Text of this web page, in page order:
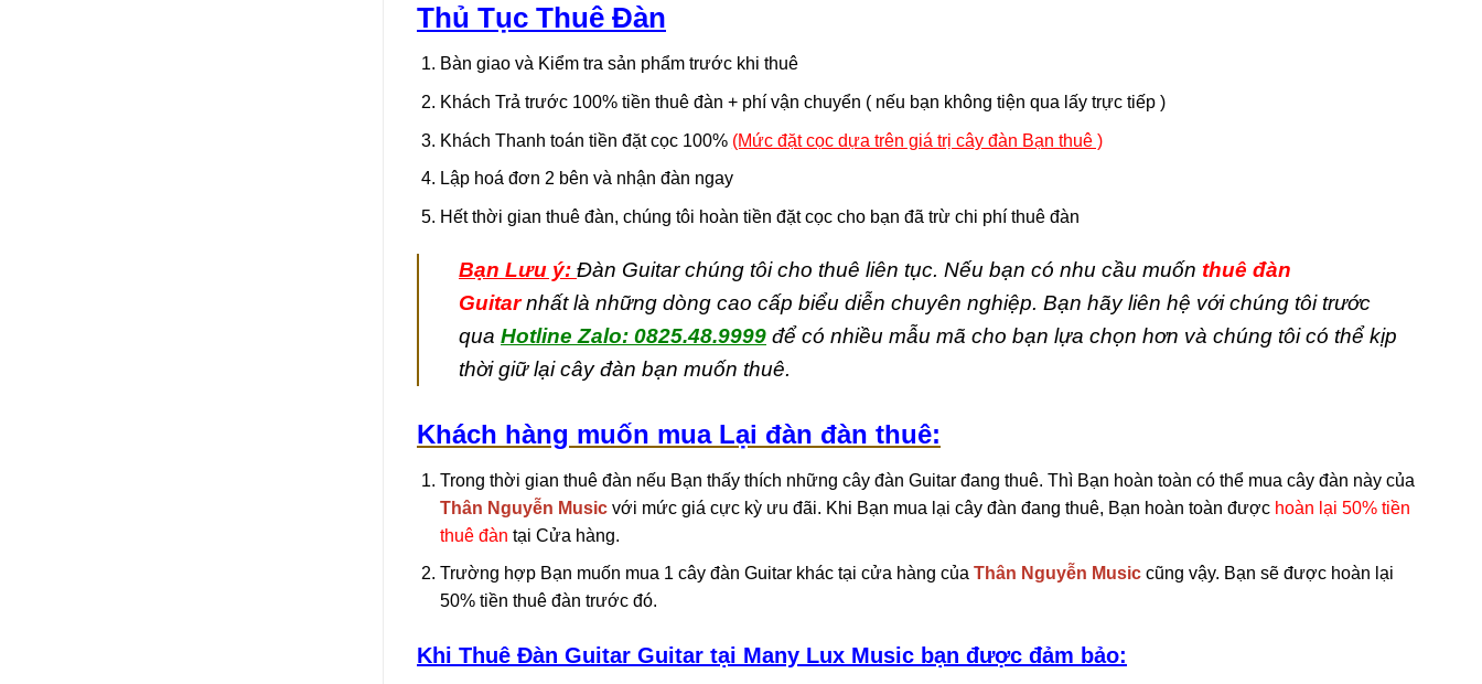
Thủ Tục Thuê Đàn
Bàn giao và Kiểm tra sản phẩm trước khi thuê
Khách Trả trước 100% tiền thuê đàn + phí vận chuyển ( nếu bạn không tiện qua lấy trực tiếp )
Khách Thanh toán tiền đặt cọc 100% (Mức đặt cọc dựa trên giá trị cây đàn Bạn thuê )
Lập hoá đơn 2 bên và nhận đàn ngay
Hết thời gian thuê đàn, chúng tôi hoàn tiền đặt cọc cho bạn đã trừ chi phí thuê đàn
Bạn Lưu ý: Đàn Guitar chúng tôi cho thuê liên tục. Nếu bạn có nhu cầu muốn thuê đàn
Guitar nhất là những dòng cao cấp biểu diễn chuyên nghiệp. Bạn hãy liên hệ với chúng tôi trước
qua Hotline Zalo: 0825.48.9999 để có nhiều mẫu mã cho bạn lựa chọn hơn và chúng tôi có thể kịp
thời giữ lại cây đàn bạn muốn thuê.
Khách hàng muốn mua Lại đàn đàn thuê:
Trong thời gian thuê đàn nếu Bạn thấy thích những cây đàn Guitar đang thuê. Thì Bạn hoàn toàn có thể mua cây đàn này của
Thân Nguyễn Musicvới mức giá cực kỳ ưu đãi. Khi Bạn mua lại cây đàn đang thuê, Bạn hoàn toàn được hoàn lại 50% tiền
thuê đàn tại Cửa hàng.
Trường hợp Bạn muốn mua 1 cây đàn Guitar khác tại cửa hàng của Thân Nguyễn Musiccũng vậy. Bạn sẽ được hoàn lại
50% tiền thuê đàn trước đó.
Khi Thuê Đàn Guitar Guitar tại Many Lux Music bạn được đảm bảo: